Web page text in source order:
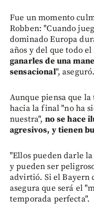
Fue un momento
Robben: "Cuando
dominado Europa
años y del que todo
ganarles de una
sensacional", aseguró.
Aunque piensa que
hacia la final "no ha
nuestra", no se hace
agresivos, y tienen
"Ellos pueden darle
y pueden ser
advirtió. Si el Bayern
asegura que será el
temporada perfecta".